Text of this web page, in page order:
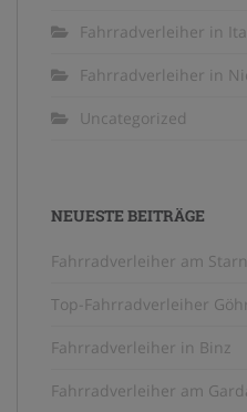
Fahrradverleiher in
Fahrradverleiher in
Uncategorized
NEUESTE BEITRÄGE
Fahrradverleiher am
Top-Fahrradverleiher
Fahrradverleiher in Binz
Fahrradverleiher am